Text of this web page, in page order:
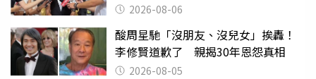
2026-08-06
酸周星馳「沒朋友、沒兒女」挨轟！
李修賢道歉了 親揭30年恩怨真相
2026-08-05